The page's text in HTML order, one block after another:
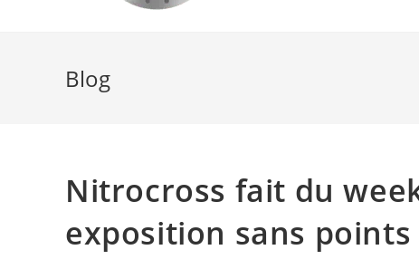
Blog
Nitrocross fait du
exposition sans points